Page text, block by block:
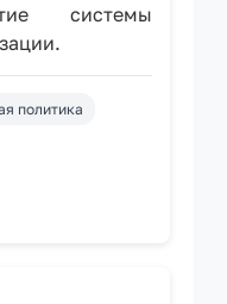
системы
политика